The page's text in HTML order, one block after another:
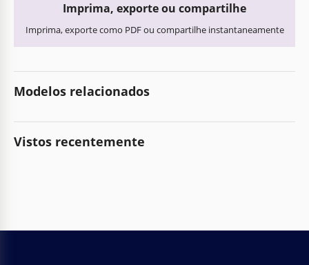
Imprima, exporte ou compartilhe
Imprima, exporte como PDF ou compartilhe instantaneamente
Modelos relacionados
Vistos recentemente